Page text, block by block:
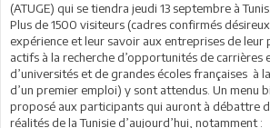
(ATUGE) qui se tiendra jeudi 13 septembre à Tunis.
Plus de 1500 visiteurs (cadres confirmés
expérience et leur savoir aux entreprises de leur
actifs à la recherche d’opportunités de carrières
d’universités et de grandes écoles françaises à
d’un premier emploi) y sont attendus. Un menu
proposé aux participants qui auront à débattre
réalités de la Tunisie d’aujourd’hui, notamment :